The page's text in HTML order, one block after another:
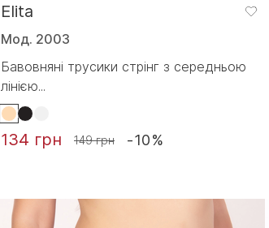
Elita
Мод. 2003
Бавовняні трусики стрінг з середньою
лінією...
134 грн 149 грн -10%